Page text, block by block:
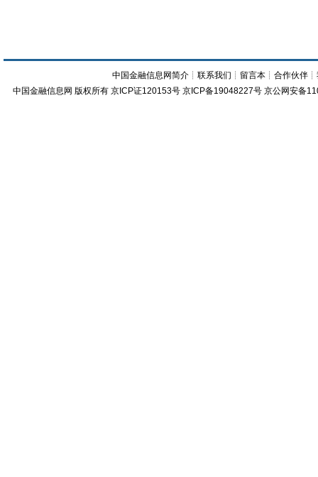
中国金融信息网简介 ┊联系我们 ┊ 留言本 ┊合作伙伴 ┊
中国金融信息网 版权所有 京ICP证120153号 京ICP备19048227号 京公网安备